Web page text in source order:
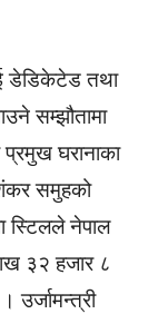
डेडिकेटेड तथा
सम्झौतामा
प्रमुख घरानाका
समुहको
स्टिलले नेपाल
३२ हजार ८